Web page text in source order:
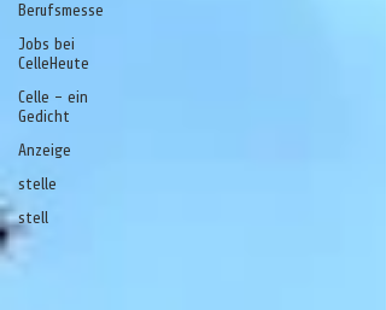
Berufsmesse
Jobs bei
CelleHeute
Celle - ein
Gedicht
Anzeige
stelle
stell